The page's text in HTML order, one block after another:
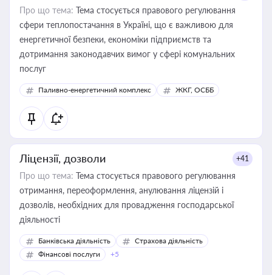
Про що тема: Тема стосується правового регулювання
сфери теплопостачання в Україні, що є важливою для
енергетичної безпеки, економіки підприємств та
дотримання законодавчих вимог у сфері комунальних
послуг
Паливно-енергетичний комплекс ЖКГ, ОСББ
Ліцензії, дозволи +41
Про що тема: Тема стосується правового регулювання
отримання, переоформлення, анулювання ліцензій і
дозволів, необхідних для провадження господарської
діяльності
Банківська діяльність
Страхова діяльність
Фінансові послуги
+5